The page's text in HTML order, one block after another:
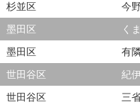
杉並区
今
墨田区
く
墨田区
有
世田谷区
紀
世田谷区
三